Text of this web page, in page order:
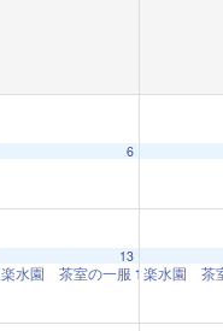
6
13
楽水園 茶室の一服 10:00 AM
楽水園 茶